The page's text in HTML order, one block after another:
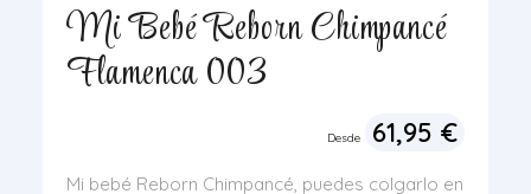
Mi Bebé Reborn Chimpancé
Flamenca 003
Desde 61,95 €
Mi bebé Reborn Chimpancé, puedes colgarlo en